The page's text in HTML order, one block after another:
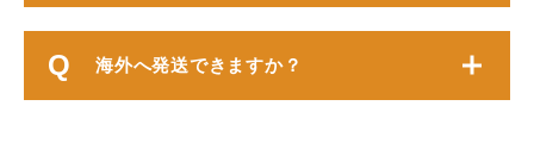
海外へ発送できますか？